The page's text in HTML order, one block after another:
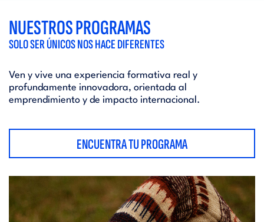
NUESTROS PROGRAMAS
SOLO SER ÚNICOS NOS HACE DIFERENTES
Ven y vive una experiencia formativa real y
profundamente innovadora, orientada al
emprendimiento y de impacto internacional.
ENCUENTRA TU PROGRAMA